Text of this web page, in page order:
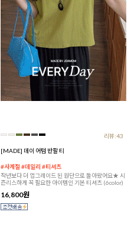
리뷰:43
[MADE] 데이 어텀 반팔 티
#사계절 #데일리 #티셔츠
작년보다 더 업그레이드 된 원단으로 돌아왔어요★ 시
즌리스하게 꼭 필요한 아이템인 기본 티셔츠 (6color)
16,800원